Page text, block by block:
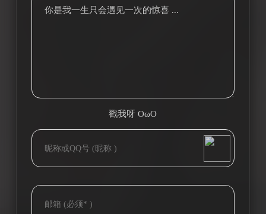
你是我一生只会遇见一次的惊喜 ...
戳我呀 OωO
Tieba